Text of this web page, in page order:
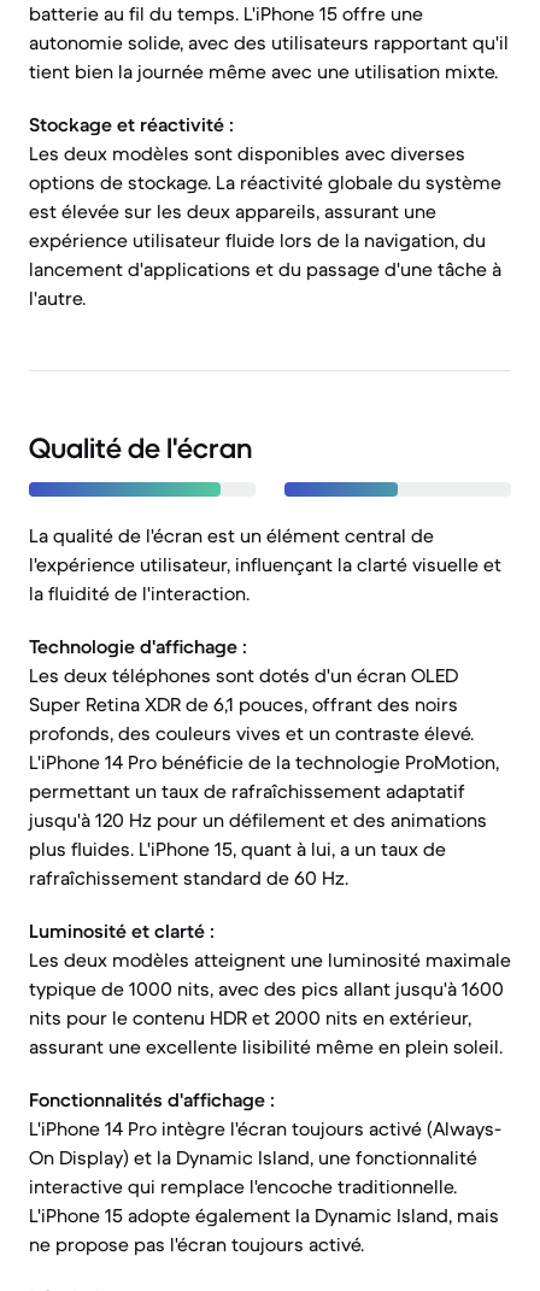
batterie au fil du temps. L'iPhone 15 offre une
autonomie solide, avec des utilisateurs rapportant qu'il
tient bien la journée même avec une utilisation mixte.
Stockage et réactivité :
Les deux modèles sont disponibles avec diverses
options de stockage. La réactivité globale du système
est élevée sur les deux appareils, assurant une
expérience utilisateur fluide lors de la navigation, du
lancement d'applications et du passage d'une tâche à
l'autre.
Qualité de l'écran
La qualité de l'écran est un élément central de
l'expérience utilisateur, influençant la clarté visuelle et
la fluidité de l'interaction.
Technologie d'affichage :
Les deux téléphones sont dotés d'un écran OLED
Super Retina XDR de 6,1 pouces, offrant des noirs
profonds, des couleurs vives et un contraste élevé.
L'iPhone 14 Pro bénéficie de la technologie ProMotion,
permettant un taux de rafraîchissement adaptatif
jusqu'à 120 Hz pour un défilement et des animations
plus fluides. L'iPhone 15, quant à lui, a un taux de
rafraîchissement standard de 60 Hz.
Luminosité et clarté :
Les deux modèles atteignent une luminosité maximale
typique de 1000 nits, avec des pics allant jusqu'à 1600
nits pour le contenu HDR et 2000 nits en extérieur,
assurant une excellente lisibilité même en plein soleil.
Fonctionnalités d'affichage :
L'iPhone 14 Pro intègre l'écran toujours activé (Always-
On Display) et la Dynamic Island, une fonctionnalité
interactive qui remplace l'encoche traditionnelle.
L'iPhone 15 adopte également la Dynamic Island, mais
ne propose pas l'écran toujours activé.